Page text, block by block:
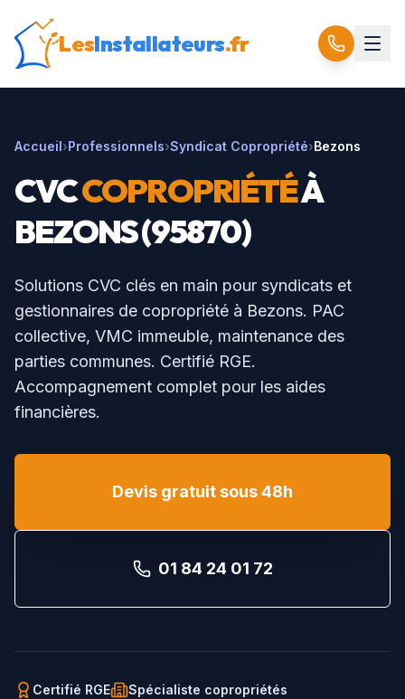
LesInstallateurs.fr
Accueil›Professionnels›Syndicat Copropriété›Bezons
CVCCOPROPRIÉTÉÀ
BEZONS(95870)
Solutions CVC clés en main pour syndicats et
gestionnaires de copropriété à Bezons. PAC
collective, VMC immeuble, maintenance des
parties communes. Certifié RGE.
Accompagnement complet pour les aides
financières.
Devis gratuit sous 48h
01 84 24 01 72
Certifié RGE
Spécialiste copropriétés